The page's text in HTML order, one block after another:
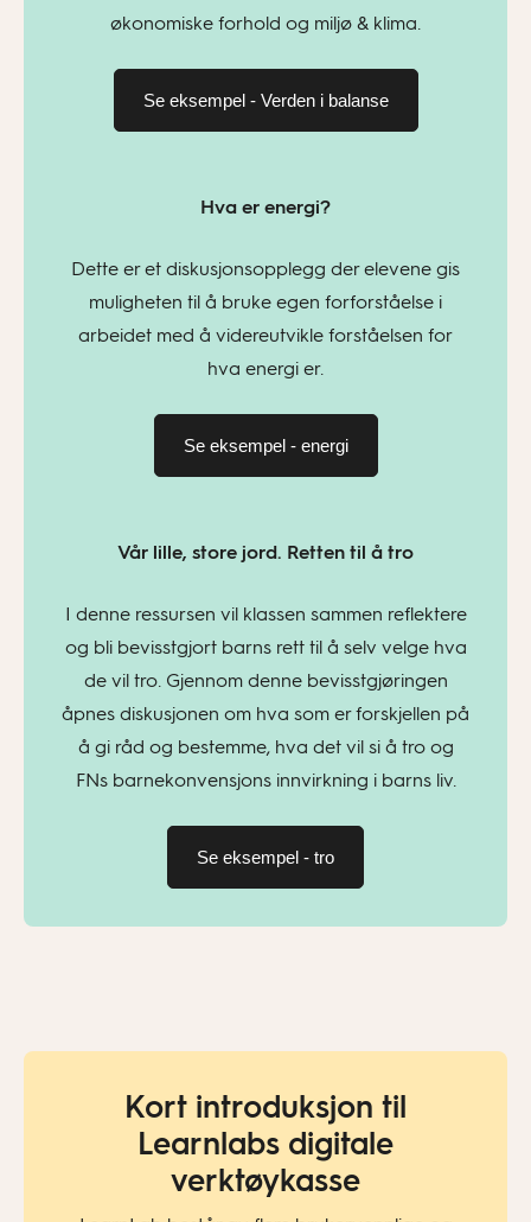
økonomiske forhold og miljø & klima.
Se eksempel - Verden i balanse
Hva er energi?
Dette er et diskusjonsopplegg der elevene gis
muligheten til å bruke egen forforståelse i
arbeidet med å videreutvikle forståelsen for
hva energi er.
Se eksempel - energi
Vår lille, store jord. Retten til å tro
I denne ressursen vil klassen sammen reflektere
og bli bevisstgjort barns rett til å selv velge hva
de vil tro. Gjennom denne bevisstgjøringen
åpnes diskusjonen om hva som er forskjellen på
å gi råd og bestemme, hva det vil si å tro og
FNs barnekonvensjons innvirkning i barns liv.
Se eksempel - tro
Kort introduksjon til
Learnlabs digitale
verktøykasse